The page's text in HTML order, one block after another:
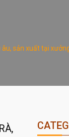
sản xuất tại